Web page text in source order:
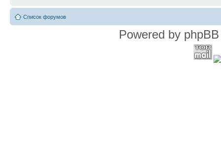
Список форумов
Powered by